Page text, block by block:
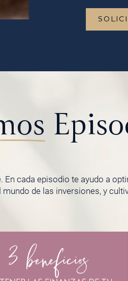
. En cada episodio te ayudo a
de las inversiones, y